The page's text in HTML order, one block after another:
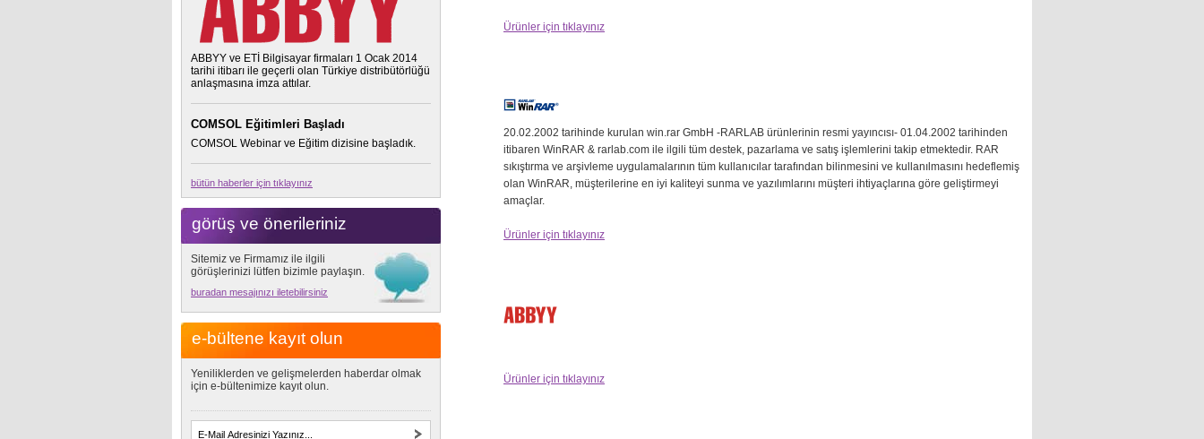
Ürünler için tıklayınız
20.02.2002 tarihinde kurulan win.rar GmbH -RARLAB ürünlerinin resmi yayıncısı- 01.04.2002 tarihinden
itibaren WinRAR & rarlab.com ile ilgili tüm destek, pazarlama ve satış işlemlerini takip etmektedir. RAR
sıkıştırma ve arşivleme uygulamalarının tüm kullanıcılar tarafından bilinmesini ve kullanılmasını hedeflemiş
olan WinRAR, müşterilerine en iyi kaliteyi sunma ve yazılımlarını müşteri ihtiyaçlarına göre geliştirmeyi
amaçlar.
Ürünler için tıklayınız
Ürünler için tıklayınız
ABBYY ve ETİ Bilgisayar firmaları 1 Ocak 2014
tarihi itibarı ile geçerli olan Türkiye distribütörlüğü
anlaşmasına imza attılar.
COMSOL Eğitimleri Başladı
COMSOL Webinar ve Eğitim dizisine başladık.
bütün haberler için tıklayınız
görüş ve önerileriniz
Sitemiz ve Firmamız ile ilgili
görüşlerinizi lütfen bizimle paylaşın.
buradan mesajınızı iletebilirsiniz
e-bültene kayıt olun
Yeniliklerden ve gelişmelerden haberdar olmak
için e-bültenimize kayıt olun.